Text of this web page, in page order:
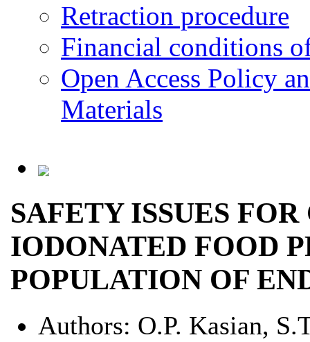
Retraction procedure
Financial conditions
Open Access Policy
Materials
SAFETY ISSUES
IODONATED FOOD
POPULATION OF
Authors: О.P. Kasian,